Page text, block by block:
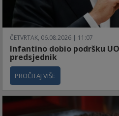
ČETVRTAK, 06.08.2026 | 11:07
Infantino dobio podršku
predsjednik
PROČITAJ VIŠE